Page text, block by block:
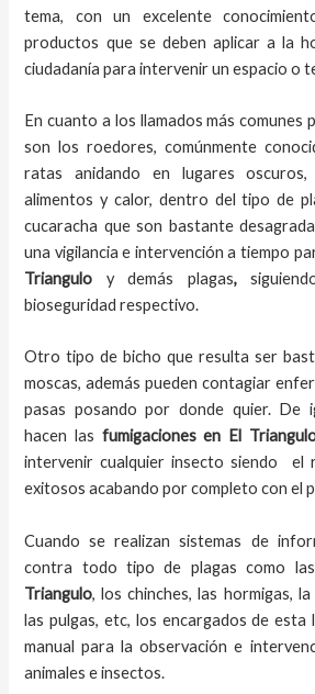
tema, con un excelente
productos que se deben aplicar a la
ciudadanía para intervenir un espacio o
En cuanto a los llamados más comunes
son los roedores, comúnmente
ratas anidando en lugares
alimentos y calor, dentro del tipo de
cucaracha que son bastante
una vigilancia e intervención a tiempo
Triangulo
y demás plagas,
bioseguridad respectivo.
Otro tipo de bicho que resulta ser
moscas, además pueden contagiar
pasas posando por donde quier. De
hacen las fumigacionesen El
intervenir cualquier insecto siendo el
exitosos acabando por completo con el
Cuando se realizan sistemas de
contra todo tipo de plagas como las
Triangulo, los chinches, las hormigas,
las pulgas, etc, los encargados de esta
manual para la observación e
animales e insectos.